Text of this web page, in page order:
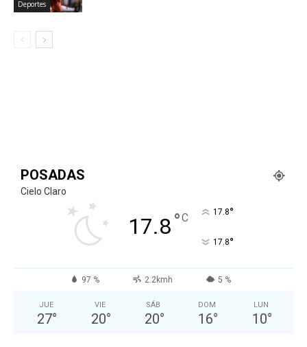
Deportes
POSADAS
Cielo Claro
17.8°C 17.8°
17.8°
97 % 2.2kmh 5 %
JUE
27°
VIE
20°
SÁB
20°
DOM
16°
LUN
10°